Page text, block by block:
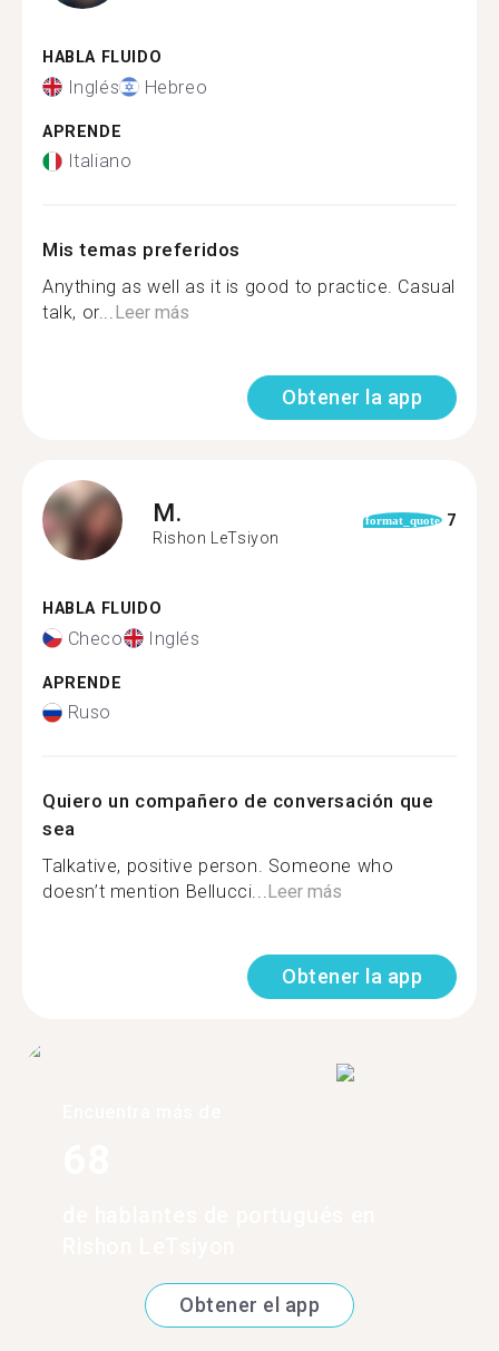
HABLA FLUIDO
Inglés Hebreo
APRENDE
Italiano
Mis temas preferidos
Anything as well as it is good to practice. Casual
talk, or...Leer más
Obtener la app
M.
Rishon LeTsiyon
format_quote 7
HABLA FLUIDO
Checo Inglés
APRENDE
Ruso
Quiero un compañero de conversación que
sea
Talkative, positive person. Someone who
doesn’t mention Bellucci...Leer más
Obtener la app
Obtener el app